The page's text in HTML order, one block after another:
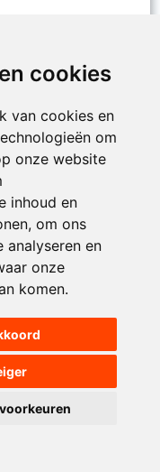
cookies
van cookies en
om
onze website
inhoud en
om ons
analyseren en
onze
komen.